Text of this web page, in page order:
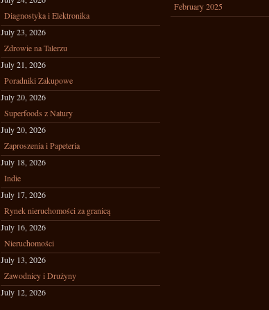
Diagnostyka i Elektronika
July 23, 2026
Zdrowie na Talerzu
July 21, 2026
Poradniki Zakupowe
July 20, 2026
Superfoods z Natury
July 20, 2026
Zaproszenia i Papeteria
July 18, 2026
Indie
July 17, 2026
Rynek nieruchomości za granicą
July 16, 2026
Nieruchomości
July 13, 2026
Zawodnicy i Drużyny
July 12, 2026
February 2025